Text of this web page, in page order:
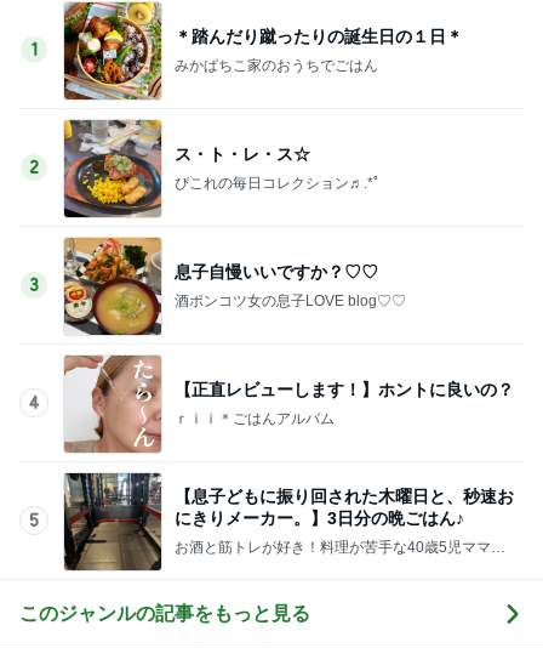
1
＊踏んだり蹴ったりの誕生日の１日＊
みかぱちこ家のおうちでごはん
2
ス・ト・レ・ス☆
ぴこれの毎日コレクション♬.*ﾟ
3
息子自慢いいですか？♡♡
酒ポンコツ女の息子LOVE blog♡♡
4
【正直レビューします！】ホントに良いの？
ｒｉｉ＊ごはんアルバム
5
【息子どもに振り回された木曜日と、秒速お
にきりメーカー。】3日分の晩ごはん♪
お酒と筋トレが好き！料理が苦手な40歳5児ママ主
このジャンルの記事をもっと見る